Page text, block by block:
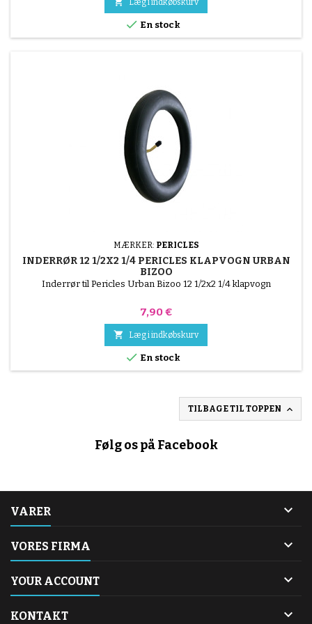
 En stock
MÆRKER: PERICLES
INDERRØR 12 1/2X2 1/4 PERICLES KLAPVOGN URBAN
BIZOO
Inderrør til Pericles Urban Bizoo 12 1/2x2 1/4 klapvogn
Pris
7,90 €
 Læg i indkøbskurv
 En stock
TILBAGE TIL TOPPEN 
Følg os på Facebook
VARER 
VORES FIRMA 
YOUR ACCOUNT 
KONTAKT 